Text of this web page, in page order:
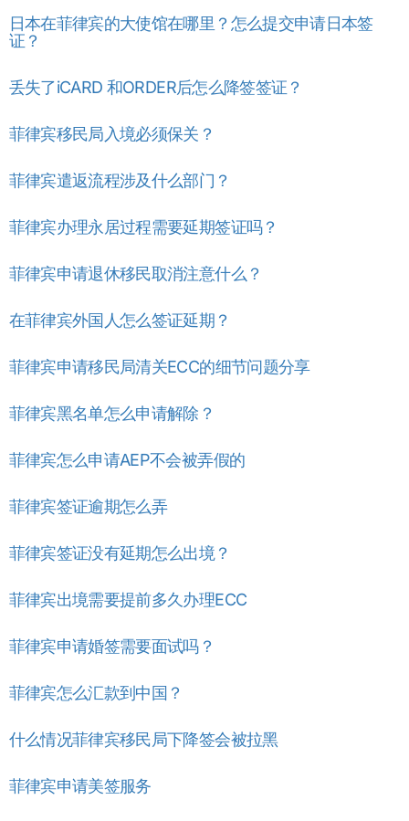
日本在菲律宾的大使馆在哪里？怎么提交申请日本签
证？
丢失了iCARD 和ORDER后怎么降签签证？
菲律宾移民局入境必须保关？
菲律宾遣返流程涉及什么部门？
菲律宾办理永居过程需要延期签证吗？
菲律宾申请退休移民取消注意什么？
在菲律宾外国人怎么签证延期？
菲律宾申请移民局清关ECC的细节问题分享
菲律宾黑名单怎么申请解除？
菲律宾怎么申请AEP不会被弄假的
菲律宾签证逾期怎么弄
菲律宾签证没有延期怎么出境？
菲律宾出境需要提前多久办理ECC
菲律宾申请婚签需要面试吗？
菲律宾怎么汇款到中国？
什么情况菲律宾移民局下降签会被拉黑
菲律宾申请美签服务